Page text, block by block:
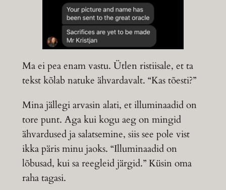
Ma ei pea enam vastu. Ütlen ristiisale, et ta
tekst kõlab natuke ähvardavalt. “Kas tõesti?”
Mina jällegi arvasin alati, et illuminaadid on
tore punt. Aga kui kogu aeg on mingid
ähvardused ja salatsemine, siis see pole vist
ikka päris minu jaoks. “Illuminaadid on
lõbusad, kui sa reegleid järgid.” Küsin oma
raha tagasi.